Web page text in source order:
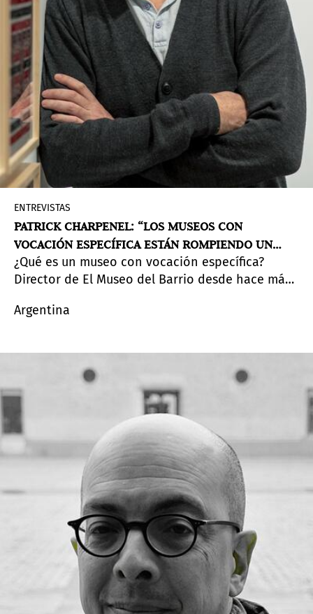
ENTREVISTAS
PATRICK CHARPENEL: “LOS MUSEOS CON
VOCACIÓN ESPECÍFICA ESTÁN ROMPIENDO UN
PATRÓN CADA VEZ MÁS HOMOGÉNEO”
¿Qué es un museo con vocación específica?
Director de El Museo del Barrio desde hace más
el rol de las instituciones culturales en Estados
y los desafíos de pensar el arte por fuera de
categorías fijas y lógicas de mercado.
Argentina